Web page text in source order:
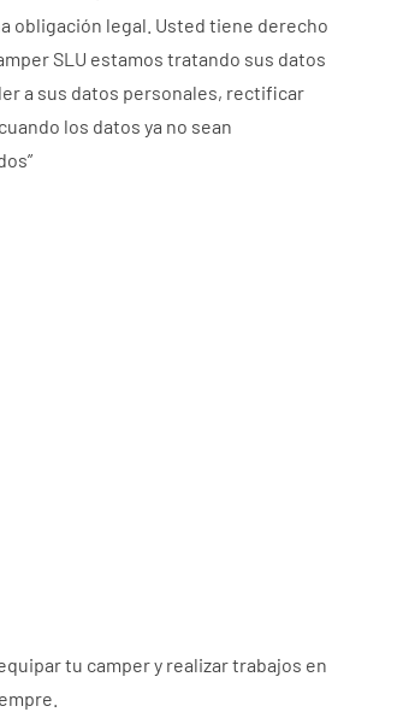
obligación legal. Usted tiene derecho
SLU estamos tratando sus datos
a sus datos personales, rectificar
los datos ya no sean
tu camper y realizar trabajos en